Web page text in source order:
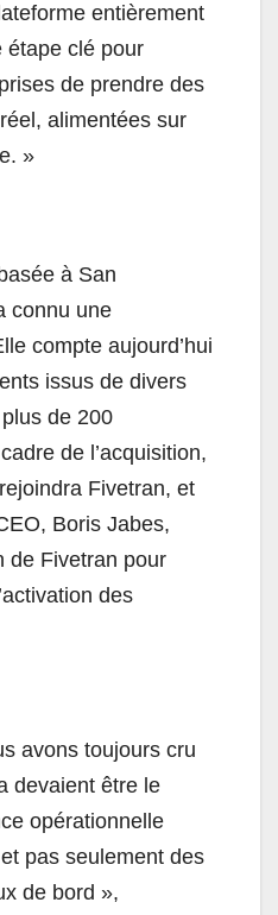
entièrement
étape clé pour
de prendre des
alimentées sur
»
à San
connu une
compte aujourd’hui
issus de divers
de 200
de l’acquisition,
Fivetran, et
Boris Jabes,
de Fivetran pour
des
avons toujours cru
devaient être le
opérationnelle
pas seulement des
de bord »,